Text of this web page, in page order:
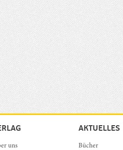
uns
AKTUELLES
Bücher